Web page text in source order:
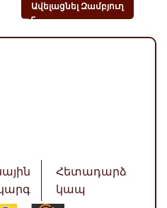
Ավելացնել Զամբյուղ
Հետադարձ
կապ